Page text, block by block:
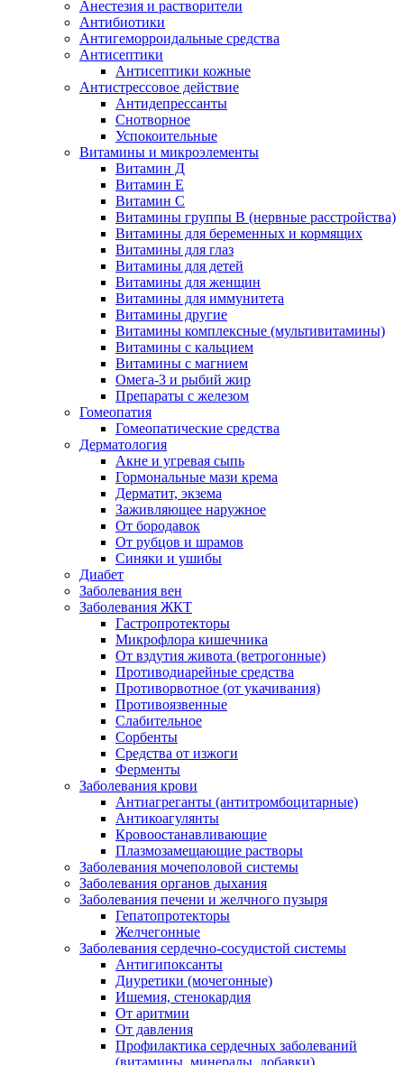
Анестезия и растворители
Антибиотики
Антигеморроидальные средства
Антисептики
Антисептики кожные
Антистрессовое действие
Антидепрессанты
Снотворное
Успокоительные
Витамины и микроэлементы
Витамин Д
Витамин Е
Витамин С
Витамины группы В (нервные расстройства)
Витамины для беременных и кормящих
Витамины для глаз
Витамины для детей
Витамины для женщин
Витамины для иммунитета
Витамины другие
Витамины комплексные (мультивитамины)
Витамины с кальцием
Витамины с магнием
Омега-3 и рыбий жир
Препараты с железом
Гомеопатия
Гомеопатические средства
Дерматология
Акне и угревая сыпь
Гормональные мази крема
Дерматит, экзема
Заживляющее наружное
От бородавок
От рубцов и шрамов
Синяки и ушибы
Диабет
Заболевания вен
Заболевания ЖКТ
Гастропротекторы
Микрофлора кишечника
От вздутия живота (ветрогонные)
Противодиарейные средства
Противорвотное (от укачивания)
Противоязвенные
Слабительное
Сорбенты
Средства от изжоги
Ферменты
Заболевания крови
Антиагреганты (антитромбоцитарные)
Антикоагулянты
Кровоостанавливающие
Плазмозамещающие растворы
Заболевания мочеполовой системы
Заболевания органов дыхания
Заболевания печени и желчного пузыря
Гепатопротекторы
Желчегонные
Заболевания сердечно-сосудистой системы
Антигипоксанты
Диуретики (мочегонные)
Ишемия, стенокардия
От аритмии
От давления
Профилактика сердечных заболеваний
(витамины, минералы, добавки)